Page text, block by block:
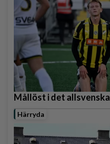
Mållöst i det
Härryda